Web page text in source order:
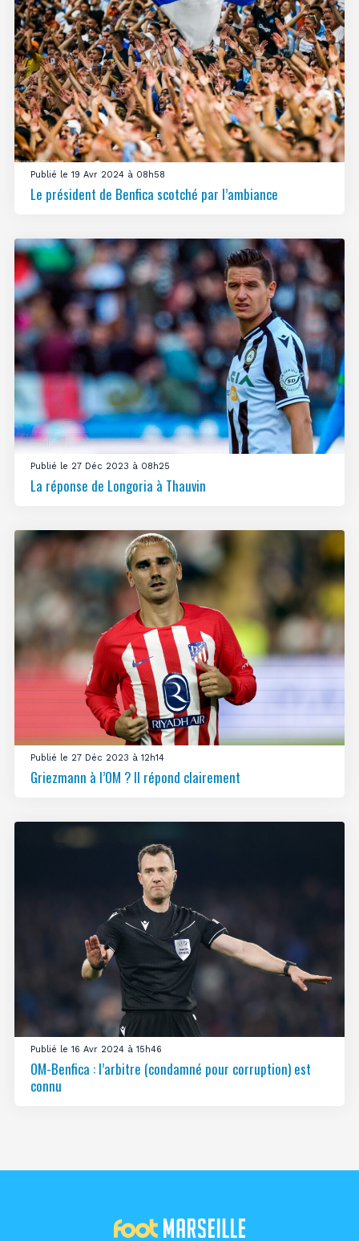
Publié le 19 Avr 2024 à 08h58
Le président de Benfica scotché par l’ambiance
Publié le 27 Déc 2023 à 08h25
La réponse de Longoria à Thauvin
Publié le 27 Déc 2023 à 12h14
Griezmann à l’OM ? Il répond clairement
Publié le 16 Avr 2024 à 15h46
OM-Benfica : l’arbitre (condamné pour corruption) est
connu